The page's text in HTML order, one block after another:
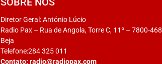
Diretor Geral: António Lúcio
Radio Pax – Rua de Angola, Torre C, 11º – 7800-468
Beja
Telefone:284 325 011
Contato: radio@radiopax.com